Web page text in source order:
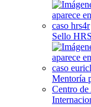
Sello
Mentoría
Centro